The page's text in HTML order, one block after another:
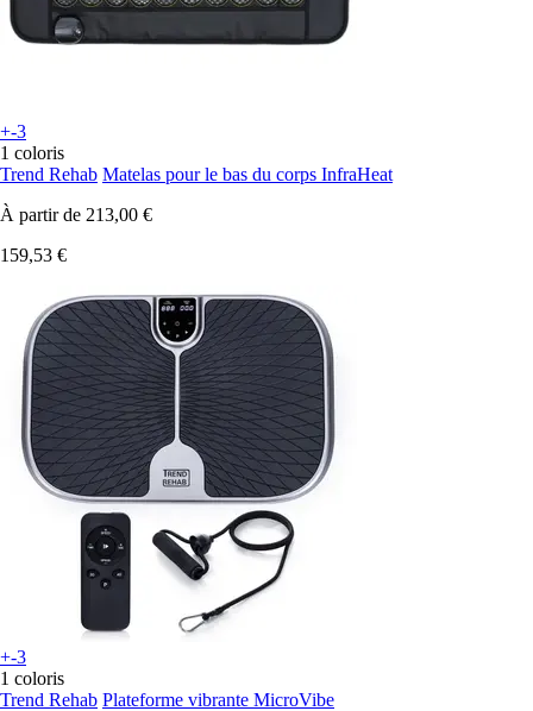
+-3
1 coloris
Trend Rehab Matelas pour le bas du corps InfraHeat
À partir de 213,00 €
159,53 €
+-3
1 coloris
Trend Rehab Plateforme vibrante MicroVibe